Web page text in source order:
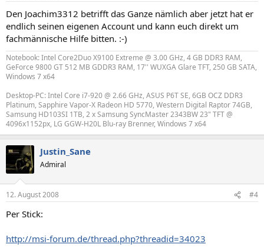
Den Joachim3312 betrifft das Ganze nämlich aber jetzt hat er
endlich seinen eigenen Account und kann euch direkt um
fachmännische Hilfe bitten. :-)
Notebook: Intel Core2Duo X9100 Extreme @ 3.00 GHz, 4 GB DDR3 RAM,
GeForce 9800 GT 512 MB GDDR3 RAM, 17'' WUXGA Glare TFT, 250 GB SATA,
Windows 7 x64
Desktop-PC: Intel Core i7-920 @ 2.66 GHz, ASUS P6T SE, 6GB OCZ DDR3
Platinum, Sapphire Vapor-X Radeon HD 5770, Western Digital Raptor 74GB,
Samsung HD103SI 1TB, 2 x Samsung SyncMaster 2343BW 23" TFT @
4096x1152px, LG GGW-H20L Blu-ray Brenner, Windows 7 x64
Justin_Sane
Admiral
12. August 2008 #4
Per Stick:
http://msi-forum.de/thread.php?threadid=34023